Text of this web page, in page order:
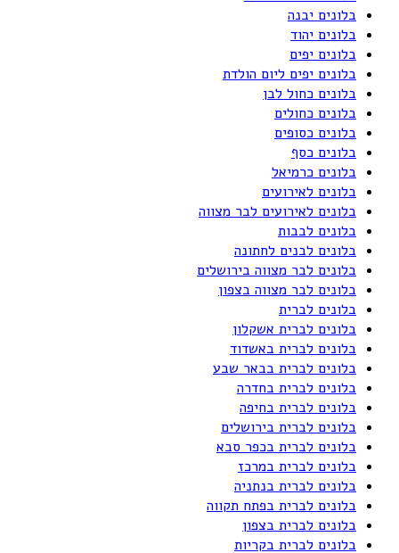
בלונים יבנה
בלונים יהוד
בלונים יפים
בלונים יפים ליום הולדת
בלונים כחול לבן
בלונים כחולים
בלונים כסופים
בלונים כסף
בלונים כרמיאל
בלונים לאירועים
בלונים לאירועים לבר מצווה
בלונים לבבות
בלונים לבנים לחתונה
בלונים לבר מצווה בירושלים
בלונים לבר מצווה בצפון
בלונים לברית
בלונים לברית אשקלון
בלונים לברית באשדוד
בלונים לברית בבאר שבע
בלונים לברית בחדרה
בלונים לברית בחיפה
בלונים לברית בירושלים
בלונים לברית בכפר סבא
בלונים לברית במרכז
בלונים לברית בנתניה
בלונים לברית בפתח תקווה
בלונים לברית בצפון
בלונים לברית בקריות